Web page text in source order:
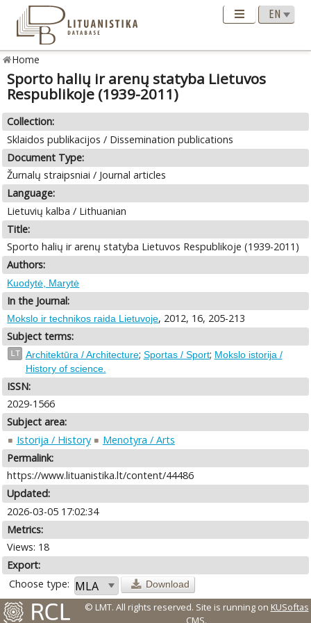
Home
Sporto halių ir arenų statyba Lietuvos
Respublikoje (1939-2011)
Collection:
Sklaidos publikacijos / Dissemination publications
Document Type:
Žurnalų straipsniai / Journal articles
Language:
Lietuvių kalba / Lithuanian
Title:
Sporto halių ir arenų statyba Lietuvos Respublikoje (1939-2011)
Authors:
Kuodytė, Marytė
In the Journal:
Mokslo ir technikos raida Lietuvoje, 2012, 16, 205-213
Subject terms:
LT Architektūra / Architecture; Sportas / Sport; Mokslo istorija /
History of science.
ISSN:
2029-1566
Subject area:
Istorija / History
Menotyra / Arts
Permalink:
https://www.lituanistika.lt/content/44486
Updated:
2026-03-05 17:02:34
Metrics:
Views: 18
Export:
Choose type:
Download
© LMT. All rights reserved. Site is running on KUSoftas